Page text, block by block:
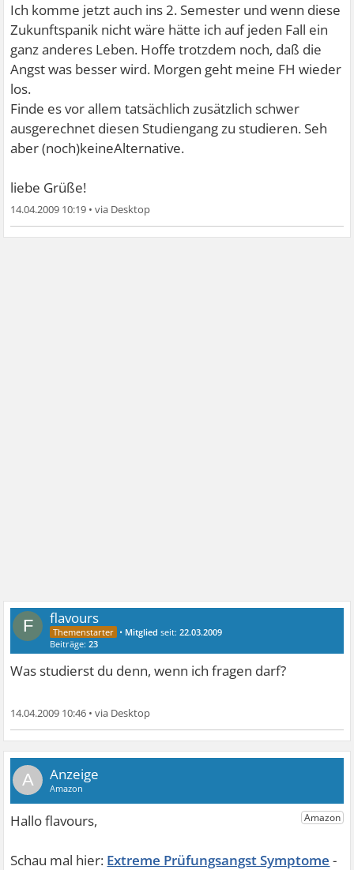
Ich komme jetzt auch ins 2. Semester und wenn diese
Zukunftspanik nicht wäre hätte ich auf jeden Fall ein
ganz anderes Leben. Hoffe trotzdem noch, daß die
Angst was besser wird. Morgen geht meine FH wieder
los.
Finde es vor allem tatsächlich zusätzlich schwer
ausgerechnet diesen Studiengang zu studieren. Seh
aber (noch)keineAlternative.
liebe Grüße!
14.04.2009 10:19 •
F flavours
• Mitglied seit:22.03.2009
Beiträge:23
Was studierst du denn, wenn ich fragen darf?
14.04.2009 10:46 •
A
Extreme Prüfungsangst Symptome